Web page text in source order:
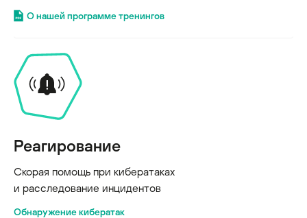
О нашей программе тренингов
Реагирование
Скорая помощь при кибератаках
и расследование инцидентов
Обнаружение кибератак